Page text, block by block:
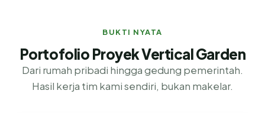
BUKTI NYATA
Portofolio Proyek Vertical Garden
Dari rumah pribadi hingga gedung pemerintah.
Hasil kerja tim kami sendiri, bukan makelar.